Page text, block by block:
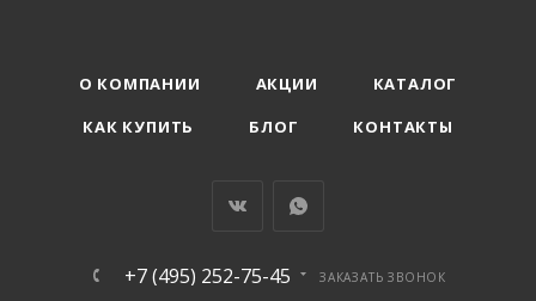
О КОМПАНИИ АКЦИИ
КАТАЛОГ
КАК КУПИТЬ
БЛОГ КОНТАКТЫ
+7 (495) 252-75-45 ЗАКАЗАТЬ ЗВОНОК